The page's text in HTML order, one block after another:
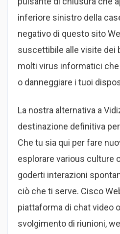
inferiore sinistro della
negativo di questo sito
suscettibile alle visite dei
molti virus informatici
o danneggiare i tuoi
La nostra alternativa a
destinazione definitiva
Che tu sia qui per fare
esplorare various culture
goderti interazioni
ciò che ti serve. Cisco
piattaforma di chat video
svolgimento di riunioni,